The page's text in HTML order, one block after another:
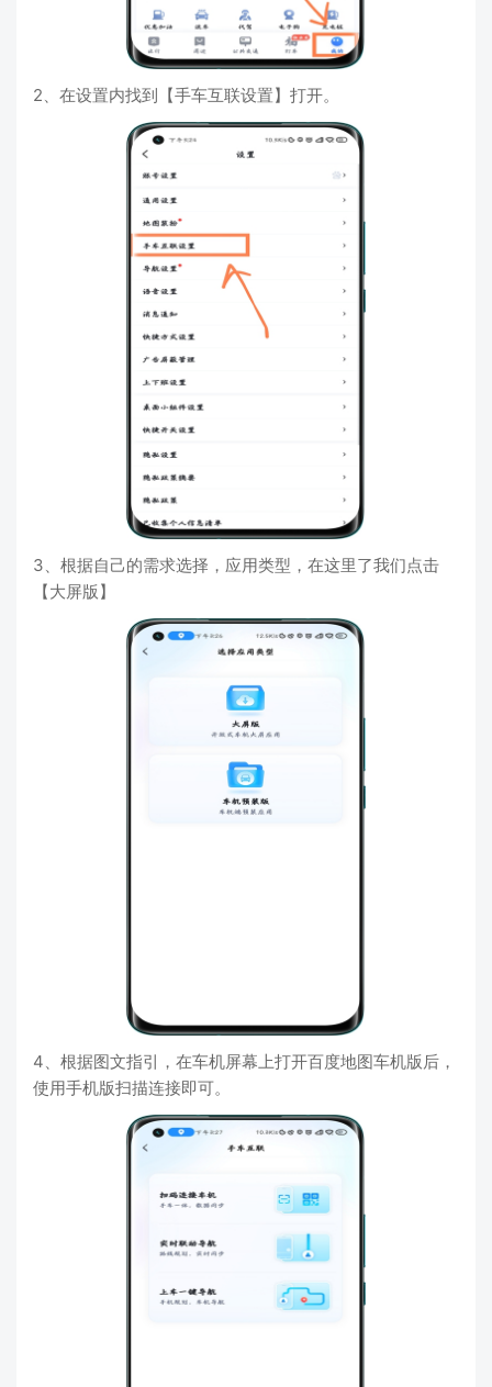
2、在设置内找到【手车互联设置】打开。
3、根据自己的需求选择，应用类型，在这里了我们点击
【大屏版】
4、根据图文指引，在车机屏幕上打开百度地图车机版后，
使用手机版扫描连接即可。